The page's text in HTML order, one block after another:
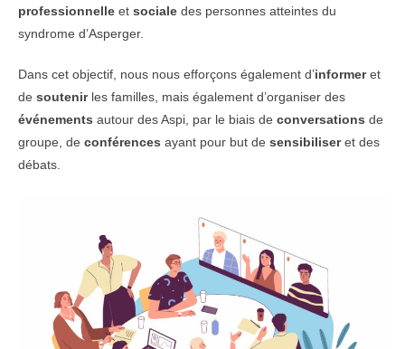
professionnelle et sociale des personnes atteintes du
syndrome d’Asperger.
Dans cet objectif, nous nous efforçons également d’informeret
de soutenirles familles, mais également d’organiser des
événements autour des Aspi, par le biais de conversations de
groupe, de conférences ayant pour but de sensibiliseret des
débats.